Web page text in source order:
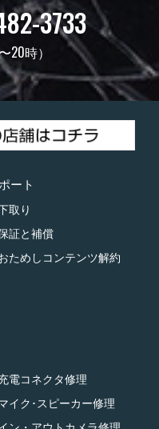
3733
20時）
ート
取り
証と補償
ためしコンテンツ解約
電コネクタ修理
イク･スピーカー修理